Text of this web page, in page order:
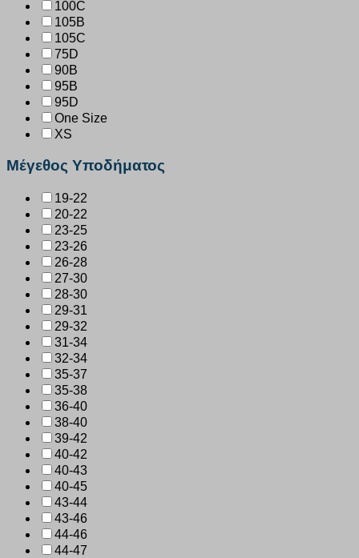
100C
105B
105C
75D
90B
95B
95D
One Size
XS
Μέγεθος Υποδήματος
19-22
20-22
23-25
23-26
26-28
27-30
28-30
29-31
29-32
31-34
32-34
35-37
35-38
36-40
38-40
39-42
40-42
40-43
40-45
43-44
43-46
44-46
44-47